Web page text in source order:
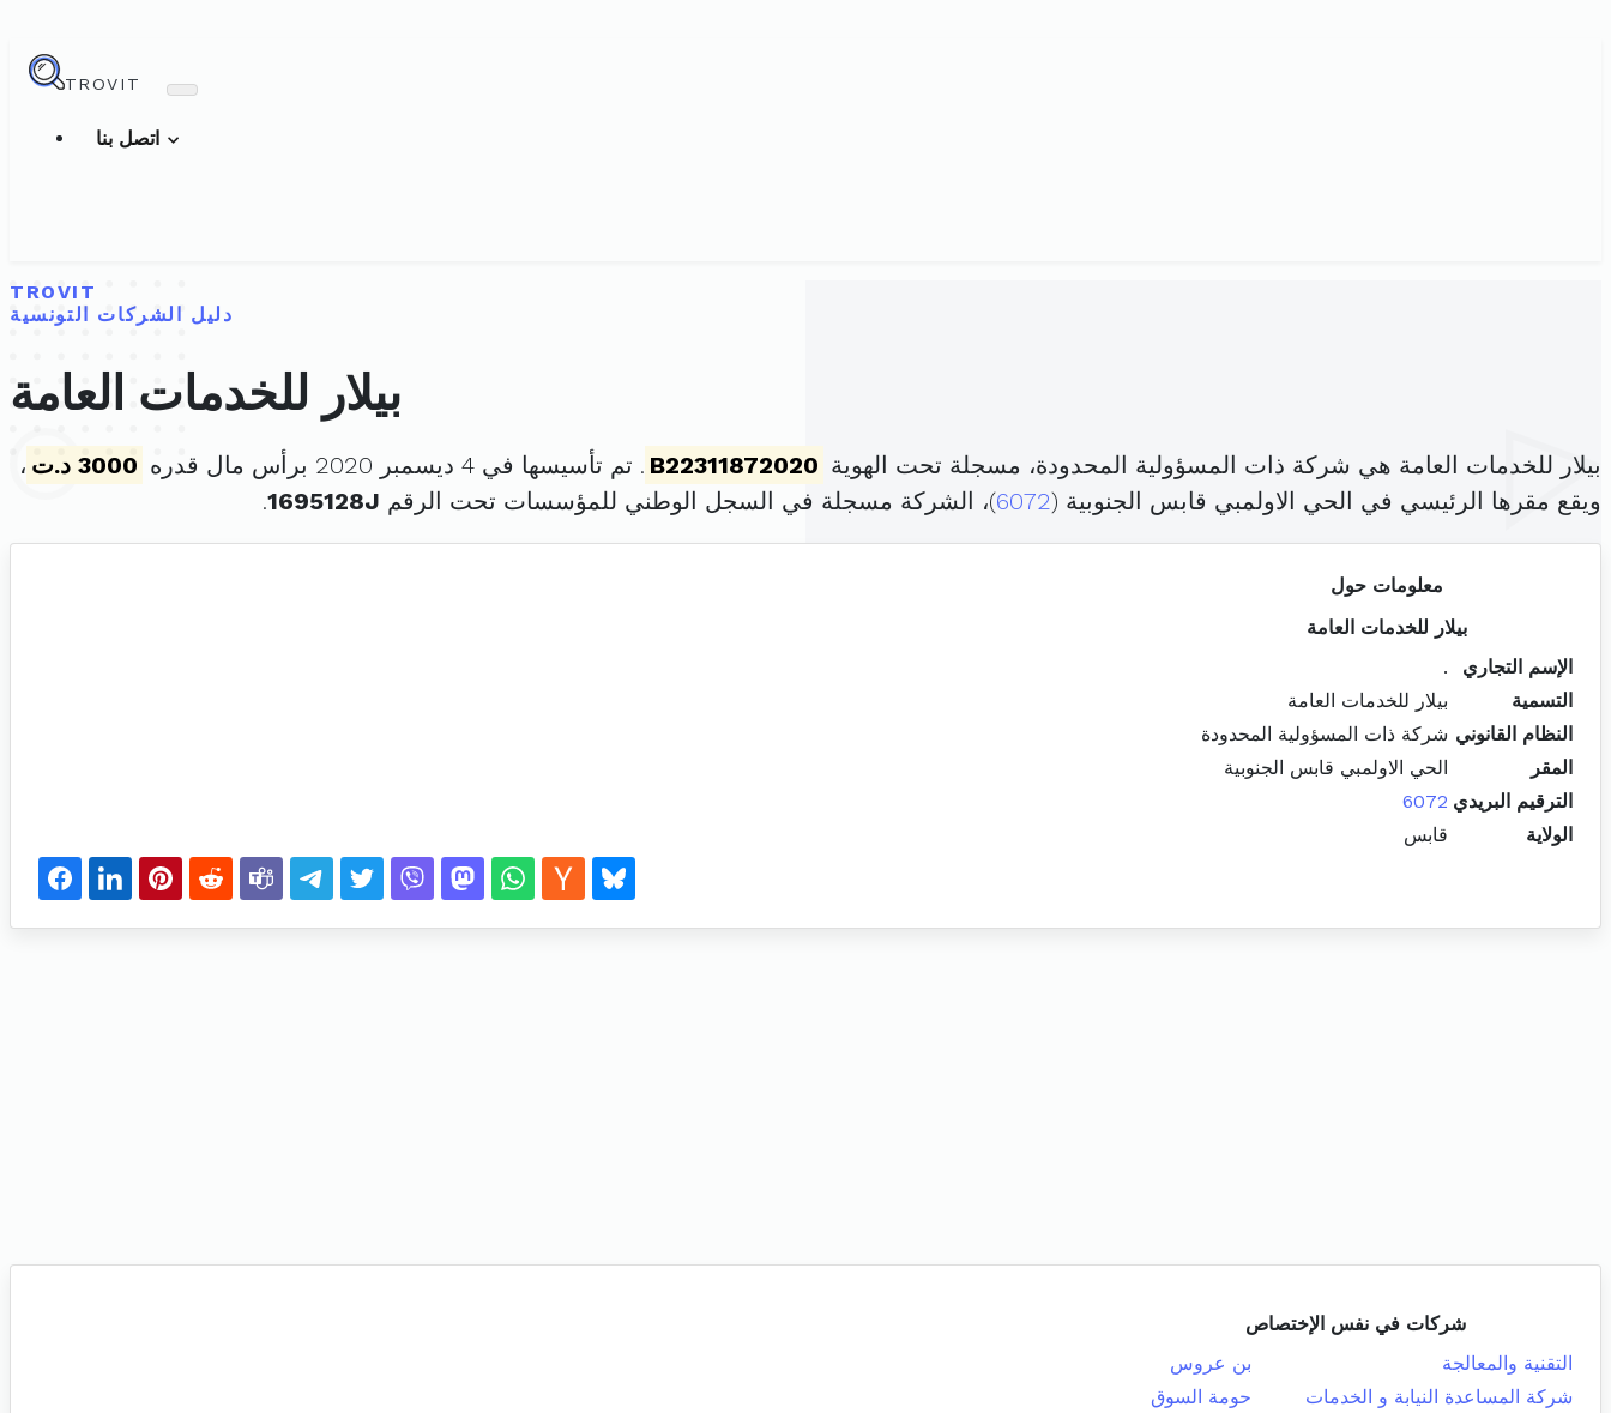
TROVIT
TROVIT
دليل الشركات التونسية
بيلار للخدمات العامة
بيلار للخدمات العامة هي شركة ذات المسؤولية المحدودة، مسجلة تحت الهوية B22311872020 . تم تأسيسها في 4 ديسمبر 2020 برأس مال قدره 3000 د.ت
،
ويقع مقرها الرئيسي في الحي الاولمبي قابس الجنوبية (6072)، الشركة مسجلة في السجل الوطني للمؤسسات تحت الرقم 1695128J
.
معلومات حول
بيلار للخدمات العامة
الإسم التجاري
.
التسمية
بيلار للخدمات العامة
النظام القانوني شركة ذات المسؤولية المحدودة
المقر
الحي الاولمبي قابس الجنوبية
الترقيم البريدي 6072
الولاية
قابس
شركات في نفس الإختصاص
التقنية والمعالجة
بن عروس
شركة المساعدة النيابة و الخدمات
حومة السوق